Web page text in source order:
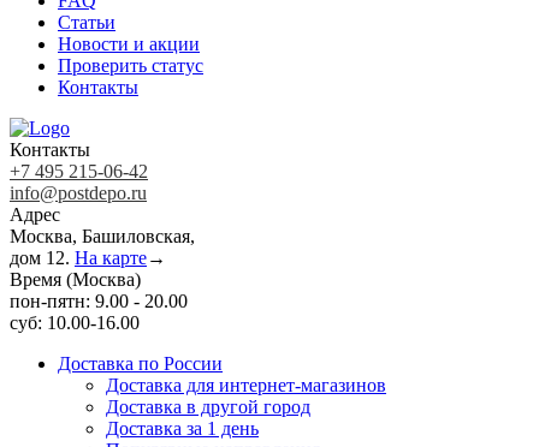
Статьи
Новости и акции
Проверить статус
Контакты
Контакты
+7 495 215-06-42
info@postdepo.ru
Адрес
Москва, Башиловская,
дом 12. На карте→
Время (Москва)
пон-пятн: 9.00 - 20.00
суб: 10.00-16.00
Доставка по России
Доставка для интернет-магазинов
Доставка в другой город
Доставка за 1 день